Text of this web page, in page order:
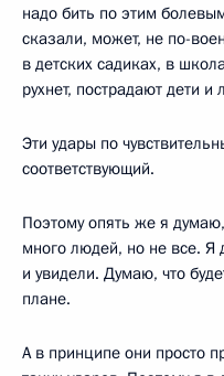
надо бить по этим
сказали, может, не по-
в детских садиках, в
рухнет, пострадают дети и
Эти удары по
соответствующий.
Поэтому опять же я
много людей, но не все. Я
и увидели. Думаю, что
плане.
А в принципе они просто